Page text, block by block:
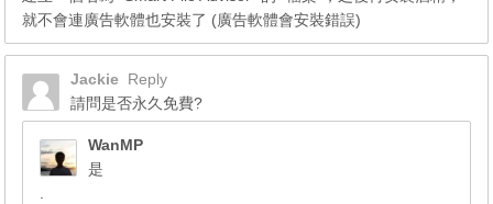
就不會連廣告軟體也安裝了 (廣告軟體會安裝錯誤)
Jackie Reply
請問是否永久免費?
WanMP
是
.